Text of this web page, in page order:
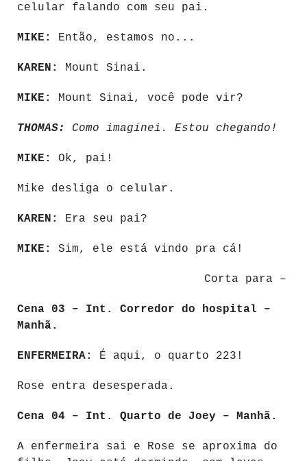
celular falando com seu pai.
MIKE: Então, estamos no...
KAREN: Mount Sinai.
MIKE: Mount Sinai, você pode vir?
THOMAS: Como imaginei. Estou chegando!
MIKE: Ok, pai!
Mike desliga o celular.
KAREN: Era seu pai?
MIKE: Sim, ele está vindo pra cá!
Corta para –
Cena 03 – Int. Corredor do hospital –
Manhã.
ENFERMEIRA: É aqui, o quarto 223!
Rose entra desesperada.
Cena 04 – Int. Quarto de Joey – Manhã.
A enfermeira sai e Rose se aproxima do